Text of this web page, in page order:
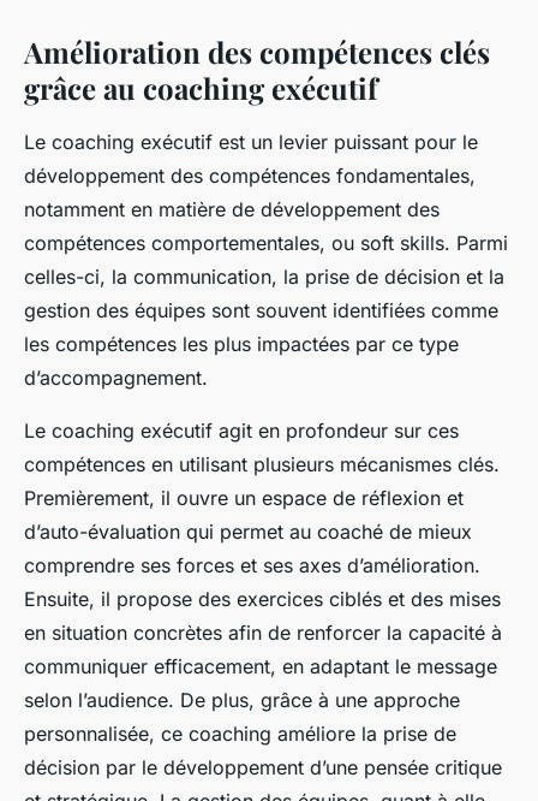
Amélioration des compétences clés
grâce au coaching exécutif
Le coaching exécutif est un levier puissant pour le
développement des compétences fondamentales,
notamment en matière de développement des
compétences comportementales, ou soft skills. Parmi
celles-ci, la communication, la prise de décision et la
gestion des équipes sont souvent identifiées comme
les compétences les plus impactées par ce type
d’accompagnement.
Le coaching exécutif agit en profondeur sur ces
compétences en utilisant plusieurs mécanismes clés.
Premièrement, il ouvre un espace de réflexion et
d’auto-évaluation qui permet au coaché de mieux
comprendre ses forces et ses axes d’amélioration.
Ensuite, il propose des exercices ciblés et des mises
en situation concrètes afin de renforcer la capacité à
communiquer efficacement, en adaptant le message
selon l’audience. De plus, grâce à une approche
personnalisée, ce coaching améliore la prise de
décision par le développement d’une pensée critique